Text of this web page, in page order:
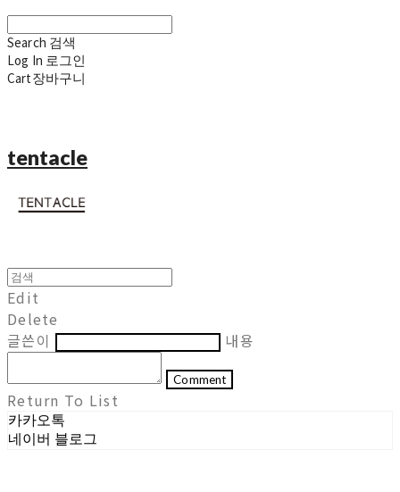
Search 검색
Log In 로그인
Cart장바구니
tentacle
Edit
Delete
글쓴이
내용
Comment
Return To List
카카오톡
네이버 블로그